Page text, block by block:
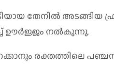
തേനിൽ അടങ്ങിയ
ഊർജ്ജം നൽകുന്നു.
രക്തത്തിലെ